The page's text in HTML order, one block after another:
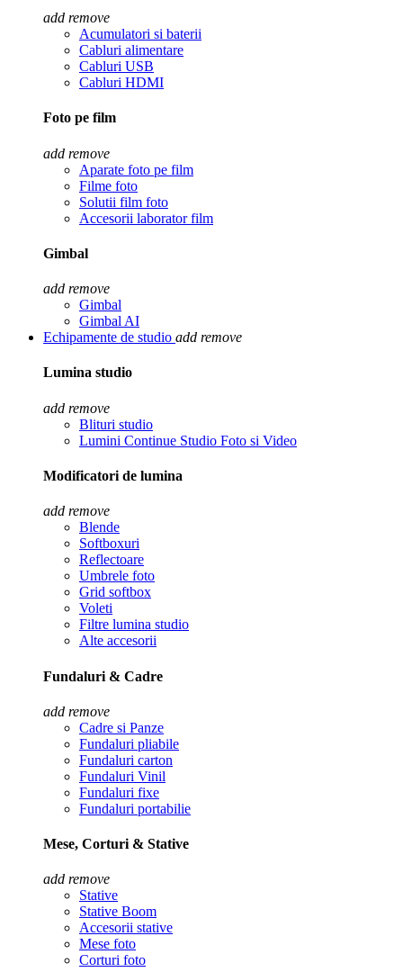
add remove
Acumulatori si baterii
Cabluri alimentare
Cabluri USB
Cabluri HDMI
Foto pe film
add remove
Aparate foto pe film
Filme foto
Solutii film foto
Accesorii laborator film
Gimbal
add remove
Gimbal
Gimbal AI
Echipamente de studio add remove
Lumina studio
add remove
Blituri studio
Lumini Continue Studio Foto si Video
Modificatori de lumina
add remove
Blende
Softboxuri
Reflectoare
Umbrele foto
Grid softbox
Voleti
Filtre lumina studio
Alte accesorii
Fundaluri & Cadre
add remove
Cadre si Panze
Fundaluri pliabile
Fundaluri carton
Fundaluri Vinil
Fundaluri fixe
Fundaluri portabilie
Mese, Corturi & Stative
add remove
Stative
Stative Boom
Accesorii stative
Mese foto
Corturi foto